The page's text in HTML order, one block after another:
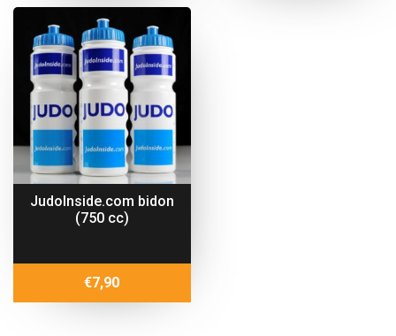
JudoInside.com bidon
(750 cc)
€7,90